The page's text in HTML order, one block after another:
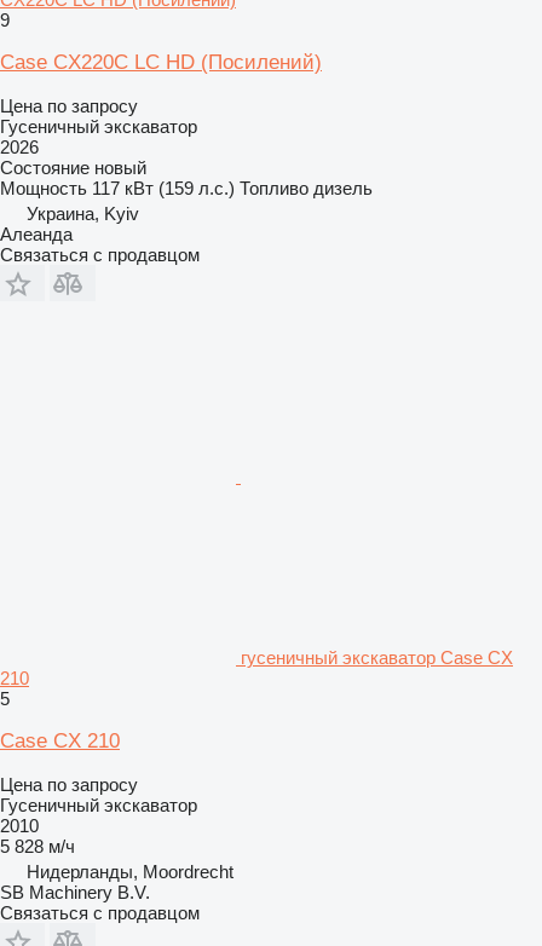
9
Case CX220C LC HD (Посилений)
Цена по запросу
Гусеничный экскаватор
2026
Состояние новый
Мощность 117 кВт (159 л.с.) Топливо дизель
Украина, Kyiv
Алеанда
Связаться с продавцом
гусеничный экскаватор Case CX
210
5
Case CX 210
Цена по запросу
Гусеничный экскаватор
2010
5 828 м/ч
Нидерланды, Moordrecht
SB Machinery B.V.
Связаться с продавцом